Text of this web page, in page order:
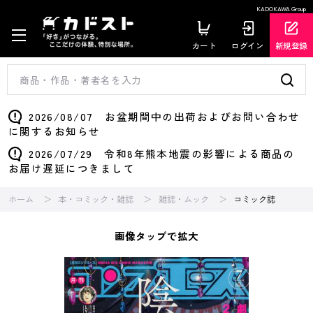
KADOKAWA Group
カート ログイン 新規登録
2026/08/07 お盆期間中の出荷およびお問い合わせ
に関するお知らせ
2026/07/29 令和8年熊本地震の影響による商品の
お届け遅延につきまして
ホーム 本・コミック・雑誌 雑誌・ムック コミック誌
画像タップで拡大